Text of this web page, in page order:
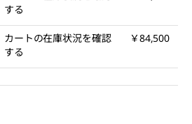
する
カートの在庫状況を確認
する
￥84,500